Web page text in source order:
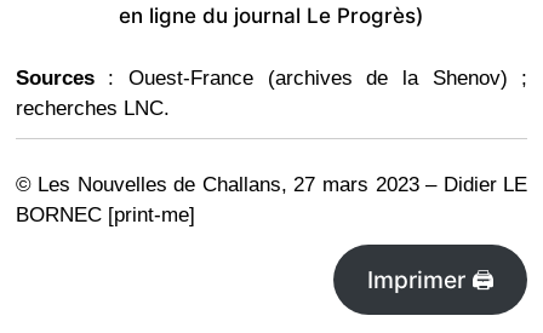
en ligne du journal Le Progrès)
Sources: Ouest-France (archives de la Shenov) ;
recherches LNC.
© Les Nouvelles de Challans, 27 mars 2023 – Didier LE
BORNEC [print-me]
Imprimer 🖨